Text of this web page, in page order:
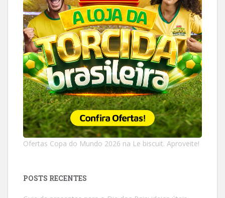
Ofertas Copa do Mundo 2026 na Le biscuit. Aproveite!
POSTS RECENTES